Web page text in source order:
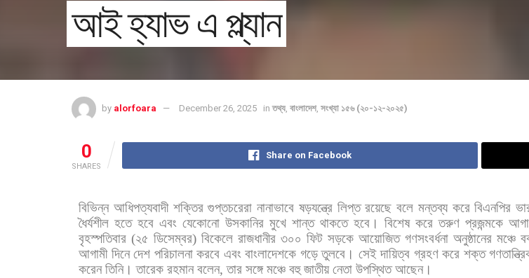
আই হ্যাভ এ প্ল্যান
by alorfoara December 26, 2025 in তথ্য, বাংলাদেশ, সংখ্যা ১৫৬ (২০-১২-২০২৫)
0
SHARES
Share on Facebook
বিভিন্ন আধিপত্যবাদী শক্তির গুপ্তচরেরা নানাভাবে ষড়যন্ত্রে লিপ্ত রয়েছে বলে মন্তব্য করে বিএনপির
ধৈর্যশীল হতে হবে এবং যেকোনো উসকানির মুখে শান্ত থাকতে হবে। বিশেষ করে তরুণ প্রজন্মকে
বৃহস্পতিবার (২৫ ডিসেম্বর) বিকেলে রাজধানীর ৩০০ ফিট সড়কে আয়োজিত গণসংবর্ধনা অনুষ্ঠানের মঞ্চে
আগামী দিনে দেশ পরিচালনা করবে এবং বাংলাদেশকে গড়ে তুলবে। সেই দায়িত্ব গ্রহণ করে শক্ত
করেন তিনি। তারেক রহমান বলেন,তার সঙ্গে মঞ্চে বহু জাতীয় নেতা উপস্থিত আছেন।